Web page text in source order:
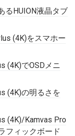
るHUION液晶タブ
(4K)をスマホー
(4K)でOSDメニ
(4K)の明るさを
(4K)/Kamvas Pro
フィックボード